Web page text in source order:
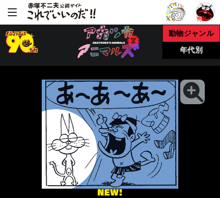
動物ジャンル
年代別
NEW!